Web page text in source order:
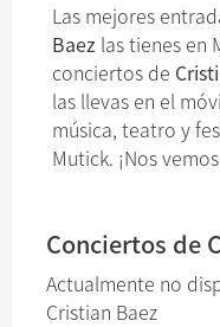
Las mejores
Baez las tienes en
conciertos de
las llevas en el
música, teatro y
Mutick. ¡Nos
Conciertos de
Actualmente no
Cristian Baez